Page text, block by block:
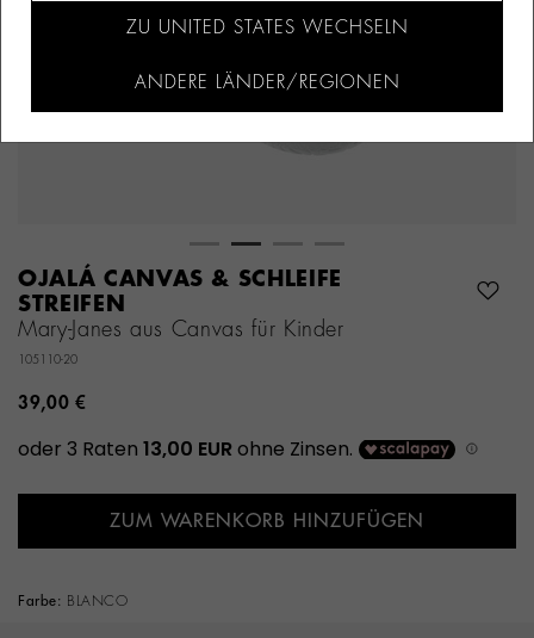
OJALÁ CANVAS & SCHLEIFE
STREIFEN
Mary-Janes aus Canvas für Kinder
105110-20
39,00 €
ZUM WARENKORB HINZUFÜGEN
Farbe: BLANCO
ZU UNITED STATES WECHSELN
ANDERE LÄNDER/REGIONEN